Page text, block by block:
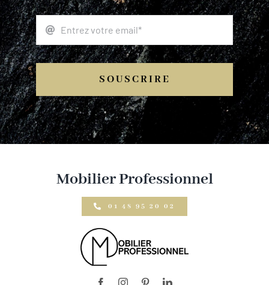
SOUSCRIRE
Mobilier Professionnel
01 48 95 20 02